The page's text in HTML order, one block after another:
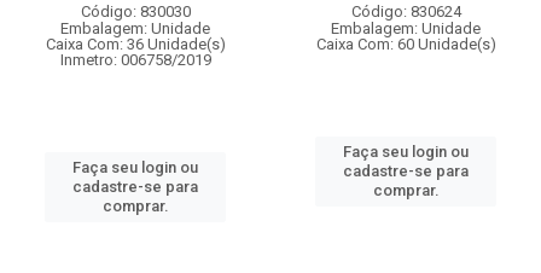
Código: 830030
Embalagem: Unidade
Caixa Com: 36 Unidade(s)
Inmetro: 006758/2019
Faça seu login ou
cadastre-se para
comprar.
Código: 830624
Embalagem: Unidade
Caixa Com: 60 Unidade(s)
Faça seu login ou
cadastre-se para
comprar.